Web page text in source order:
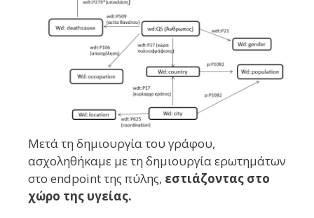
Μετά τη δημιουργία του γράφου,
ασχοληθήκαμε με τη δημιουργία ερωτημάτων
στο endpoint της πύλης, εστιάζοντας στο
χώρο της υγείας.